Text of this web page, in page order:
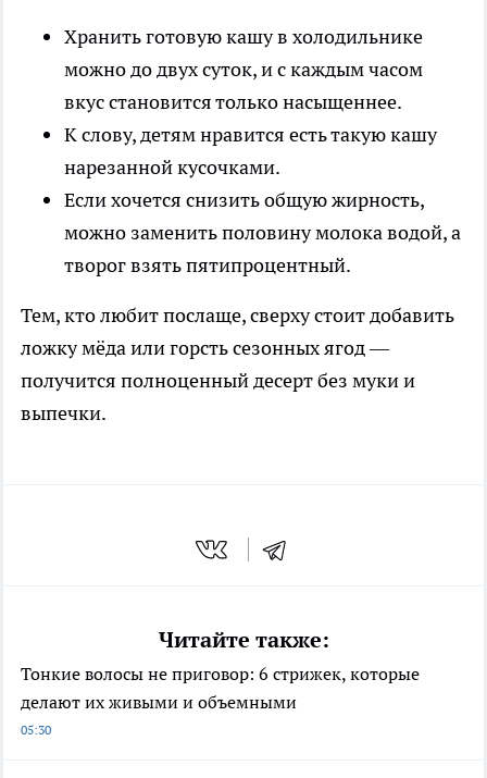
Хранить готовую кашу в холодильнике
можно до двух суток, и с каждым часом
вкус становится только насыщеннее.
К слову, детям нравится есть такую кашу
нарезанной кусочками.
Если хочется снизить общую жирность,
можно заменить половину молока водой, а
творог взять пятипроцентный.
Тем, кто любит послаще, сверху стоит добавить
ложку мёда или горсть сезонных ягод —
получится полноценный десерт без муки и
выпечки.
Читайте также:
Тонкие волосы не приговор: 6 стрижек, которые
делают их живыми и объемными
05:30